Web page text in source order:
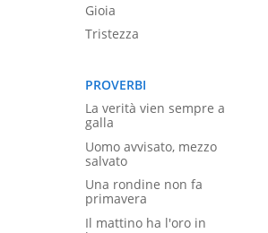
Gioia
Tristezza
PROVERBI
La verità vien sempre a
galla
Uomo avvisato, mezzo
salvato
Una rondine non fa
primavera
Il mattino ha l'oro in